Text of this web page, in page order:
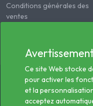
Conditions générales des
ventes
de santé
© 2026 - Tous droits
Générale
Ce site Web stocke
pour activer les
et la
acceptez